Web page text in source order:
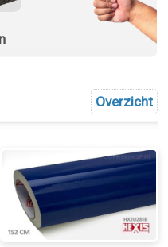
Overzicht